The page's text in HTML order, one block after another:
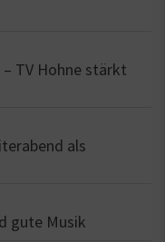
TV Hohne stärkt
als
gute Musik